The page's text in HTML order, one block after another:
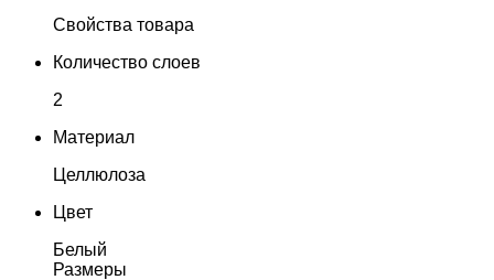
Свойства товара
Количество слоев
2
Материал
Целлюлоза
Цвет
Белый
Размеры